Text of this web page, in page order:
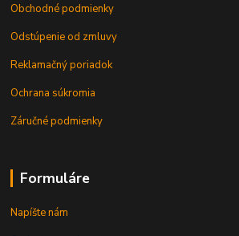
Obchodné podmienky
Odstúpenie od zmluvy
Reklamačný poriadok
Ochrana súkromia
Záručné podmienky
Formuláre
Napíšte nám